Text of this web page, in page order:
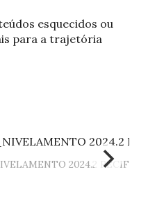
esquecidos ou
para a trajetória
2024.2 RECIFE.pdf